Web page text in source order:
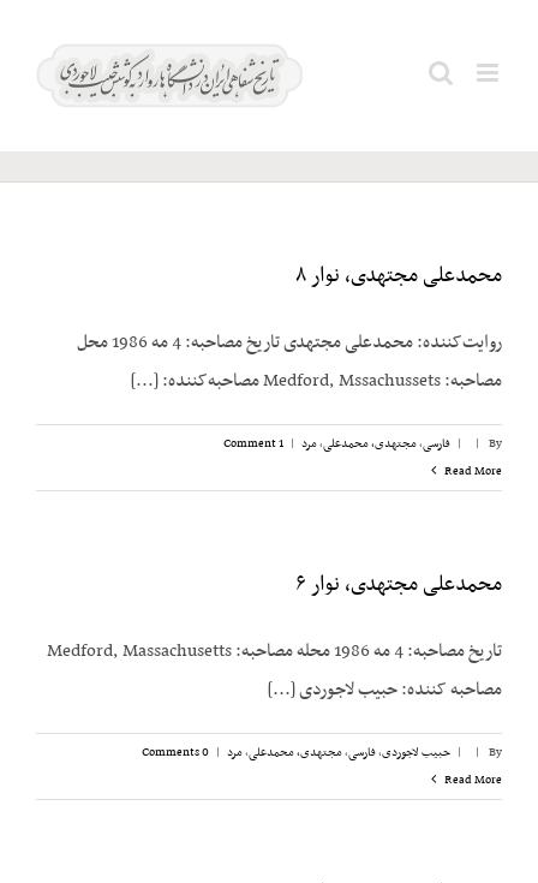
ریاضی؛
محمدعلی مجتهدی، نوار ۸
روایت‌کننده: محمدعلی مجتهدی تاریخ مصاحبه: 4 مه 1986 محل
مصاحبه: Medford, Mssachussets مصاحبه‌کننده: [...]
By
|
| فارسی,مجتهدی، محمدعلی,مرد |
1 Comment
Read More
محمدعلی مجتهدی، نوار ۶
تاریخ مصاحبه: 4 مه 1986 محله مصاحبه: Medford, Massachusetts
مصاحبه کننده: حبیب لاجوردی [...]
By
|
| حبیب لاجوردی,فارسی,مجتهدی، محمدعلی,مرد |
0 Comments
Read More